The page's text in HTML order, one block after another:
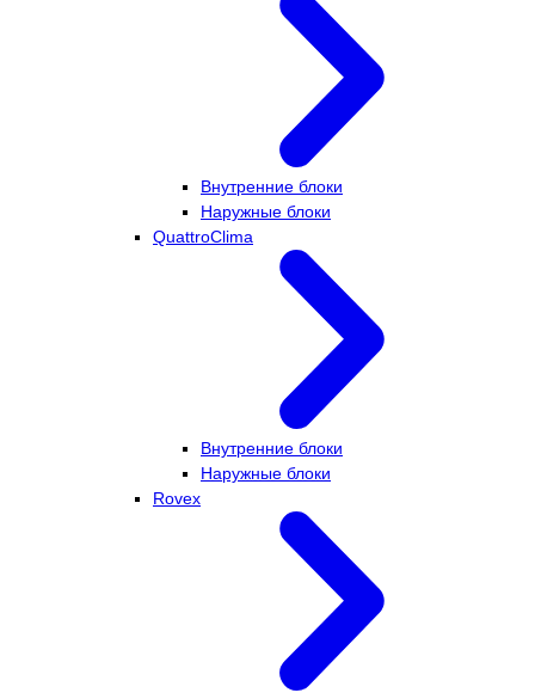
Внутренние блоки
Наружные блоки
QuattroClima
Внутренние блоки
Наружные блоки
Rovex